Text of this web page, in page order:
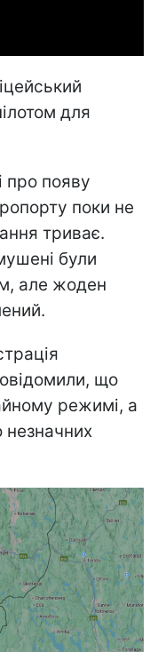
для
про появу
поки не
триває.
були
але жоден
що
режимі, а
незначних